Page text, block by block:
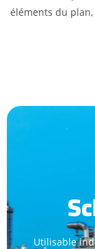
éléments du
Utilisable